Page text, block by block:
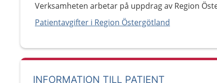
Verksamheten arbetar på uppdrag av Region
Patientavgifter i Region Östergötland
INFORMATION TILL PATIENT